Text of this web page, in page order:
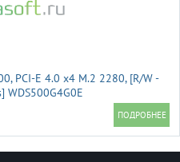
PCI-E 4.0 x4 M.2 2280, [R/W -